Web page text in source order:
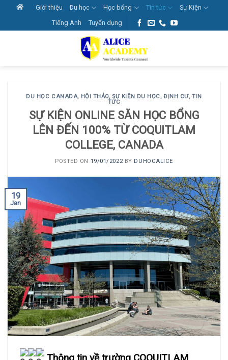
content
Giới thiệu Du học Học bổng Tin tức
Sự Kiện
Tiếng Anh
Tuyển dụng
DU HỌC CANADA, HỘI THẢO, SỰ KIỆN DU HỌC, ĐỊNH CƯ,TIN
TỨC
SỰ KIỆN ONLINE SĂN HỌC BỔNG
LÊN ĐẾN 100% TỪ COQUITLAM
COLLEGE, CANADA
POSTED ON 19/01/2022BY DUHOCALICE
19
Jan